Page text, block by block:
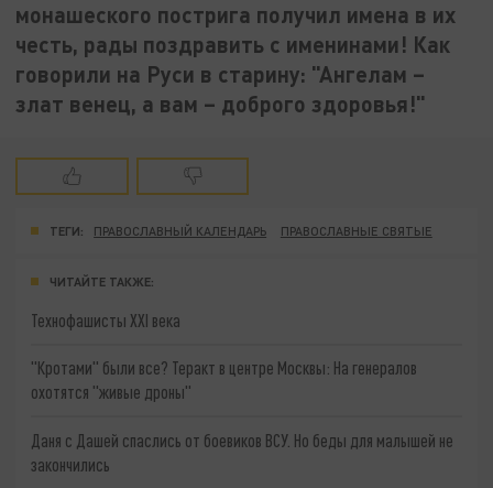
монашеского пострига получил имена в их
честь, рады поздравить с именинами! Как
говорили на Руси в старину: "Ангелам –
злат венец, а вам – доброго здоровья!"
ТЕГИ: ПРАВОСЛАВНЫЙ КАЛЕНДАРЬ ПРАВОСЛАВНЫЕ СВЯТЫЕ
ЧИТАЙТЕ ТАКЖЕ:
Технофашисты XXI века
"Кротами" были все? Теракт в центре Москвы: На генералов
охотятся "живые дроны"
Даня с Дашей спаслись от боевиков ВСУ. Но беды для малышей не
закончились